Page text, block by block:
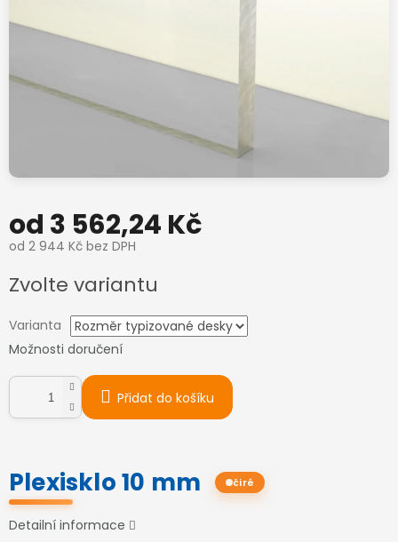
od 3 562,24 Kč
od 2 944 Kč bez DPH
cena:
Zvolte variantu
Varianta
Možnosti doručení
Přidat do košíku
Plexisklo 10 mm čiré
Detailní informace